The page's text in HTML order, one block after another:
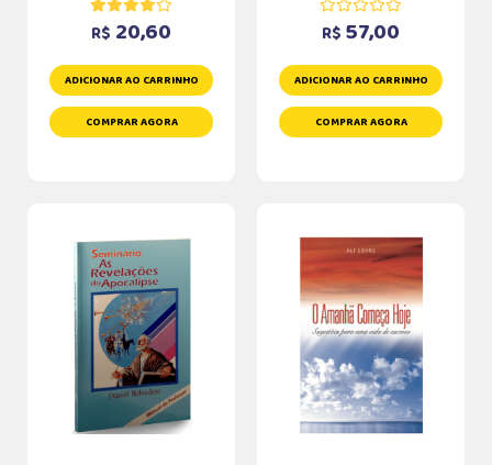
R$ 20,60
ADICIONAR AO CARRINHO
COMPRAR AGORA
R$ 57,00
ADICIONAR AO CARRINHO
COMPRAR AGORA